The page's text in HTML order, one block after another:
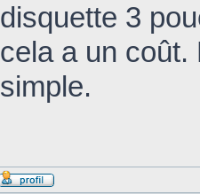
disquette 3
cela a un coût.
simple.